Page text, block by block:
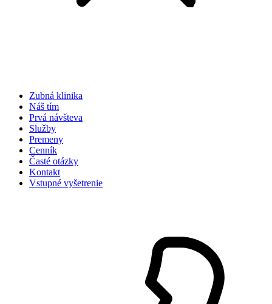
Zubná klinika
Náš tím
Prvá návšteva
Služby
Premeny
Cenník
Časté otázky
Kontakt
Vstupné vyšetrenie